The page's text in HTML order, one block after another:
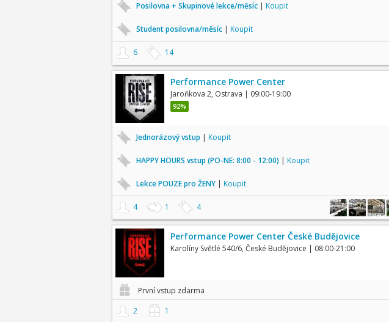
Posilovna + Skupinové lekce/měsíc | Koupit
Student posilovna/měsíc | Koupit
6 14
Performance Power Center
Jaroňkova 2, Ostrava | 09:00-19:00
92%
Jednorázový vstup | Koupit
HAPPY HOURS vstup (PO-NE: 8:00 - 12:00) | Koupit
Lekce POUZE pro ŽENY | Koupit
4 1 4
Performance Power Center České Budějovice
Karolíny Světlé 540/6, České Budějovice | 08:00-21:00
První vstup zdarma
2
1